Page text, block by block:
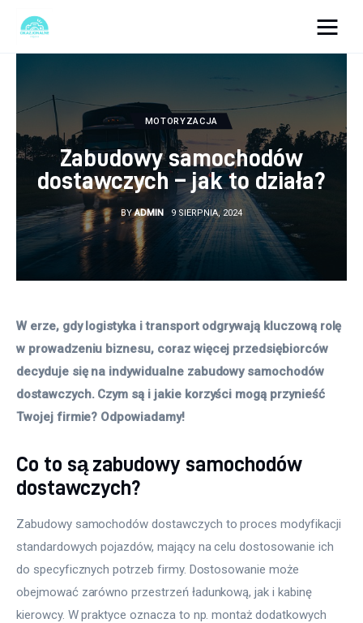
Turystyka
Lifestyle
Dom i ogród
Uroda
Zdrowie
MOTORYZACJA
Zabudowy samochodów
dostawczych – jak to działa?
BY ADMIN 9 SIERPNIA, 2024
W erze, gdy logistyka i transport odgrywają kluczową rolę
w prowadzeniu biznesu, coraz więcej przedsiębiorców
decyduje się na indywidualne zabudowy samochodów
dostawczych. Czym są i jakie korzyści mogą przynieść
Twojej firmie? Odpowiadamy!
Co to są zabudowy samochodów
dostawczych?
Zabudowy samochodów dostawczych to proces modyfikacji
standardowych pojazdów, mający na celu dostosowanie ich
do specyficznych potrzeb firmy. Dostosowanie może
obejmować zarówno przestrzeń ładunkową, jak i kabinę
kierowcy. W praktyce oznacza to np. montaż dodatkowych